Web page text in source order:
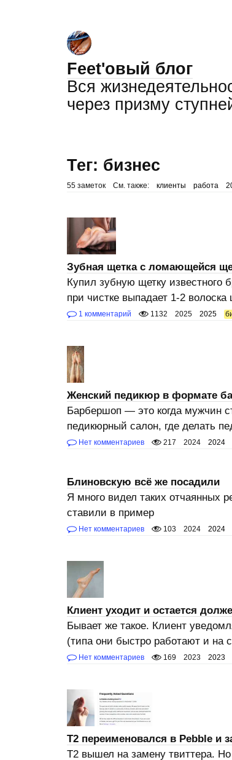
Feet'овый блог
Вся
через призму
Тег: бизнес
55 заметок См. также: клиенты работа
Зубная щетка с ломающейся
Купил зубную щетку известного
при чистке выпадает 1-2
1 комментарий 1132 2025 2025
Женский педикюр в формате
Барбершоп — это когда мужчин
педикюрный салон, где делать
Нет комментариев 217 2024 2024
Блиновскую всё же посадили
Я много видел таких отчаянных
ставили в пример
Нет комментариев 103 2024 2024
Клиент уходит и остается
Бывает же такое. Клиент
(типа они быстро работают и на
Нет комментариев 169 2023 2023
T2 переименовался в Pebble и
Т2 вышел на замену твиттера.